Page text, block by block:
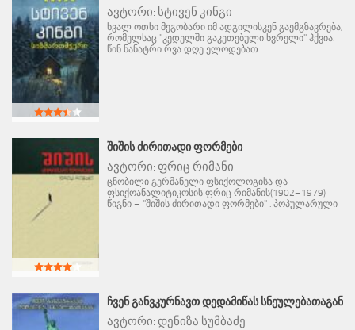
ავტორი: სტივენ კინგი
ხვალ ოთხი მეგობარი იმ ადგილისკენ გაემგზავრება,
რომელსაც "კედელში გაკეთებული ხვრელი" ჰქვია.
წინ ნანატრი რვა დღე ელოდებათ.
ᲨᲘᲨᲘᲡ ᲫᲘᲠᲘᲗᲐᲓᲘ ᲤᲝᲠᲛᲔᲑᲘ
ავტორი: ფრიც რიმანი
ცნობილი გერმანელი ფსიქოლოგისა და
ფსიქოანალიტიკოსის ფრიც რიმანის(1902–1979)
წიგნი – "შიშის ძირითადი ფორმები" . პოპულარული
ᲩᲕᲔᲜ ᲒᲐᲜᲕᲙᲣᲠᲜᲐᲕᲗ ᲓᲔᲓᲐᲛᲘᲬᲐᲡ ᲡᲜᲔᲣᲚᲔᲑᲐᲗᲐᲒᲐᲜ
ავტორი: დენიზა სუმბაძე